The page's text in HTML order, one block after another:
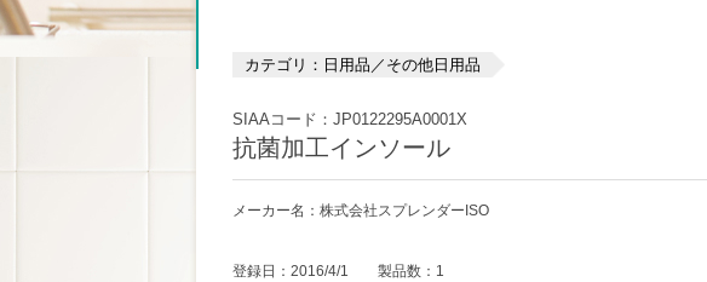
カテゴリ：日用品／その他日用品
SIAAコード：JP0122295A0001X
抗菌加工インソール
メーカー名：株式会社スプレンダーISO
登録日：2016/4/1 製品数：1